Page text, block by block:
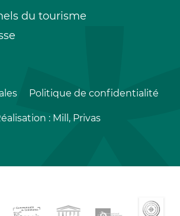
du tourisme
Politique de confidentialité
: Mill, Privas